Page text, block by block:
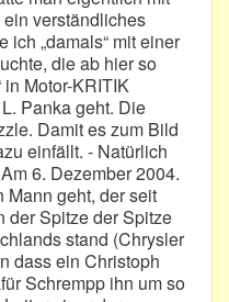
verständliches
ich „damals“ mit einer
die ab hier so
in Motor-KRITIK
Panka geht. Die
Damit es zum Bild
einfällt. - Natürlich
6. Dezember 2004.
Mann geht, der seit
der Spitze der Spitze
stand (Chrysler
dass ein Christoph
Schrempp ihn um so